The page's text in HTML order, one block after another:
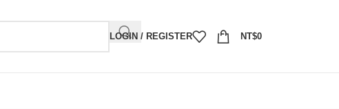
LOGIN / REGISTER NT$0